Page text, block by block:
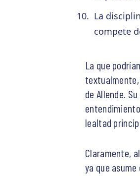
La
compete
La que
de Allende.
lealtad
Claramente,
ya que